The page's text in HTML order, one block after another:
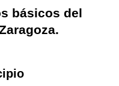
básicos del